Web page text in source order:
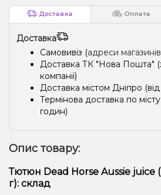
Доставка Оплата
Доставка
Самовивіз (адреси магазинів
Доставка ТК "Нова Пошта"
компанії)
Доставка містом Дніпро
Термінова доставка по
годин)
Опис товару:
Тютюн Dead Horse Aussie juice
г): склад